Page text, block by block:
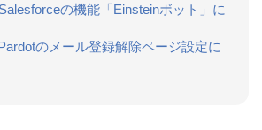
の機能「Einsteinボット」に
のメール登録解除ページ設定に